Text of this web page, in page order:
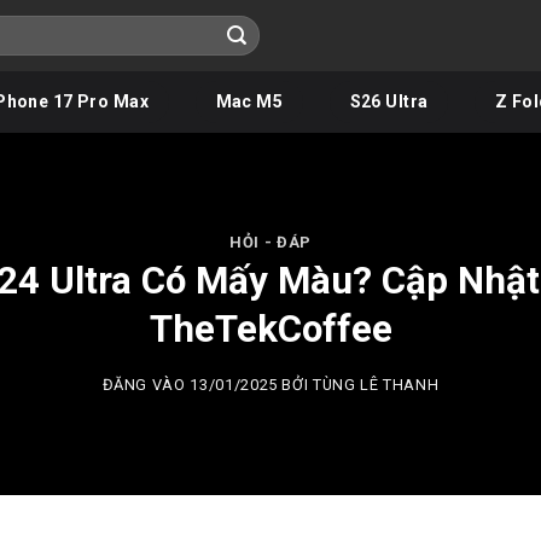
17 Pro Max Mac M5 S26 Ultra Z
HỎI - ĐÁP
Ultra Có Mấy Màu? Cập
TheTekCoffee
ĐĂNG VÀO 13/01/2025 BỞITÙNG LÊ THANH